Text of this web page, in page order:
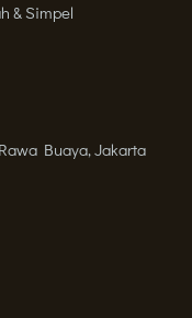
& Simpel
Buaya, Jakarta